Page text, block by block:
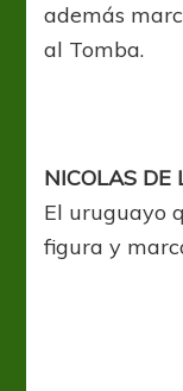
además
al Tomba.
NICOLAS DE
El uruguayo
figura y